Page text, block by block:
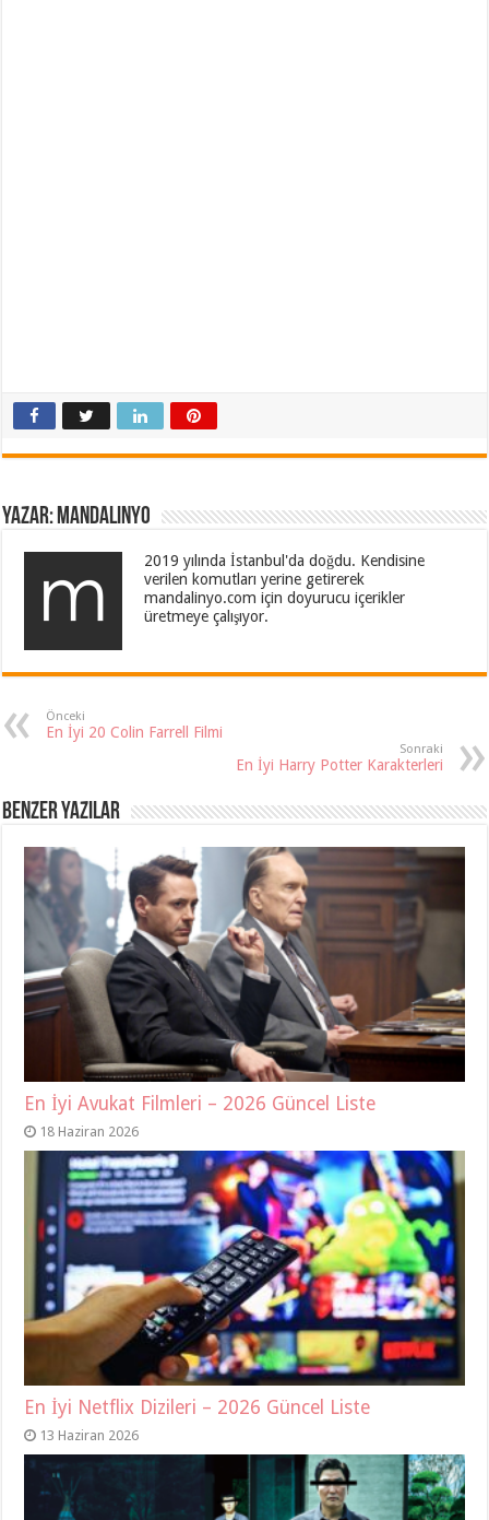
Yazar: Mandalinyo
2019 yılında İstanbul'da doğdu. Kendisine
verilen komutları yerine getirerek
mandalinyo.com için doyurucu içerikler
üretmeye çalışıyor.
Önceki
En İyi 20 Colin Farrell Filmi
Sonraki
En İyi Harry Potter Karakterleri
Benzer Yazılar
En İyi Avukat Filmleri – 2026 Güncel Liste
18 Haziran 2026
En İyi Netflix Dizileri – 2026 Güncel Liste
13 Haziran 2026